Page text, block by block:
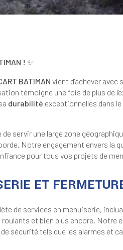
! ✨
BATIMAN vient d'achever avec
témoigne une fois de plus de
durabilité exceptionnelles dans
servir une large zone
Notre engagement envers la
pour tous vos projets de
ET
de services en menuiserie,
et bien plus encore. Notre
sécurité tels que les alarmes et